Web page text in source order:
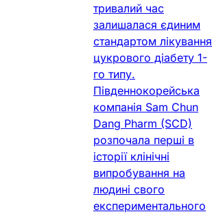
тривалий час
залишалася єдиним
стандартом лікування
цукрового діабету 1-
го типу.
Південнокорейська
компанія Sam Chun
Dang Pharm (SCD)
розпочала перші в
історії клінічні
випробування на
людині свого
експериментального